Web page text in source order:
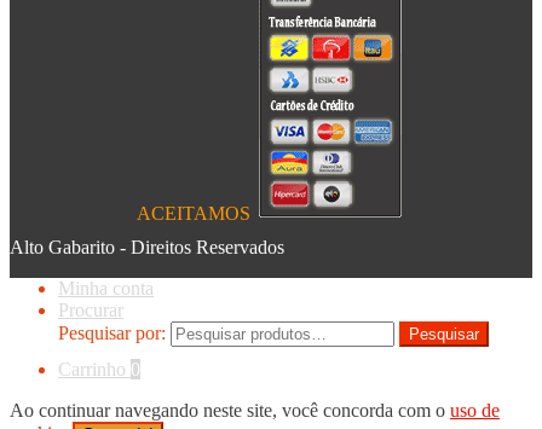
ACEITAMOS
Alto Gabarito - Direitos Reservados
Minha conta
Procurar
Pesquisar por:
Pesquisar
Carrinho 0
Ao continuar navegando neste site, você concorda com o uso de